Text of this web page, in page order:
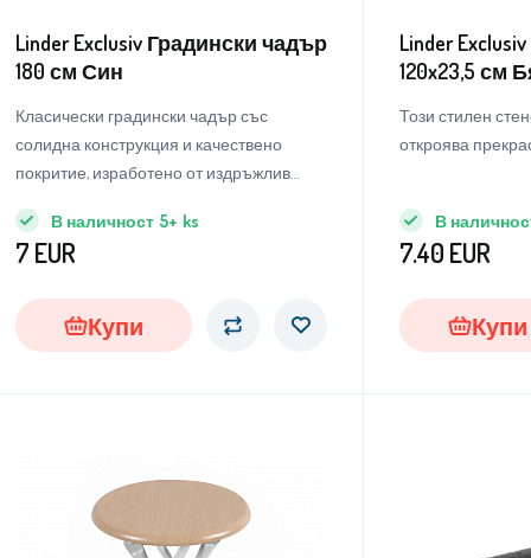
Linder Exclusiv Градински чадър
180 см Син
Класически градински чадър със
солидна конструкция и качествено
покритие, изработено от издръжлив
В наличност 5+ ks
7 EUR
Купи
Linder
120x23,5 см
Този стилен
откроява
В
7.40 EUR
Купи